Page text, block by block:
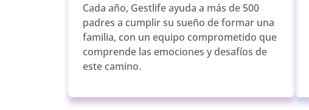
Cada año, Gestlife ayuda a más de 500
padres a cumplir su sueño de formar una
familia, con un equipo comprometido que
comprende las emociones y desafíos de
este camino.